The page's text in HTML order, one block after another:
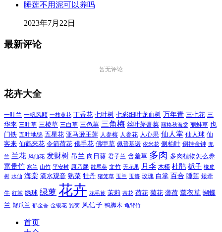
睡莲不用泥可以养吗
2023年7月22日
最新评论
暂无评论
花卉大全
一叶兰 一帆风顺 一枝黄花 丁香花 七叶树 七彩细叶龙血树 万年青 三七花 三
华李 三叶草 三棱草 三白草 三色堇 三角梅 丝叶茅膏菜 丽格秋海棠 丽蚌草 也
门铁 五叶地锦 五星花 亚马逊王莲 人参榕 人参花 人心果 仙人掌 仙人球 仙
客来 仙鹤来花 令箭荷花 佛手花 佛甲草 佩普基诺 依米花 侧柏叶 倒挂金钟 兜
兰 兰花 凤仙花 发财树 吊兰 向日葵 君子兰 含羞草 多肉 多肉植物怎么养
富贵竹 寒兰 山竹 平安树 康乃馨 散尾葵 文竹 无花果 月季 木槿 杜鹃 栀子 橡皮
树 水仙 海棠 滴水观音 熟菜 牡丹 猪笼草 玉兰 玉簪 玫瑰 白掌 百合 睡莲 矮牵
牛 红掌 绣球 绿萝 花卉 花毛茛 茉莉 茶花 荷花 菊花 薄荷 薰衣草 蝴蝶
兰 蟹爪兰 郁金香 金银花 雏菊 风信子 鸭脚木 龟背竹
首页